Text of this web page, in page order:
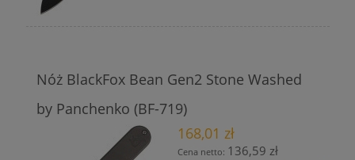
Nóż BlackFox Bean Gen2 Stone Washed
by Panchenko (BF-719)
168,01 zł
Cena netto: 136,59 zł